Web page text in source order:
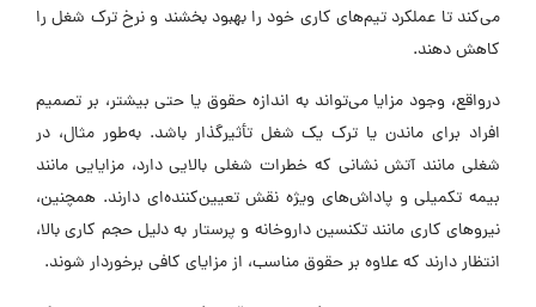
می‌کند تا عملکرد تیم‌های کاری خود را بهبود بخشند و نرخ ترک شغل را
کاهش دهند.
درواقع، وجود مزایا می‌تواند به اندازه حقوق یا حتی بیشتر، بر تصمیم
افراد برای ماندن یا ترک یک شغل تأثیرگذار باشد. به‌طور مثال، در
شغلی مانند آتش نشانی که خطرات شغلی بالایی دارد، مزایایی مانند
بیمه تکمیلی و پاداش‌های ویژه نقش تعیین‌کننده‌ای دارند. همچنین،
نیروهای کاری مانند تکنسین‌ داروخانه و پرستار به دلیل حجم کاری بالا،
انتظار دارند که علاوه بر حقوق مناسب، از مزایای کافی برخوردار شوند.